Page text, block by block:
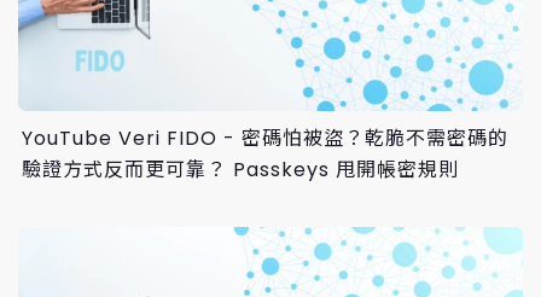
YouTube Veri FIDO - 密碼怕被盜？乾脆不需密碼的
驗證方式反而更可靠？ Passkeys 甩開帳密規則